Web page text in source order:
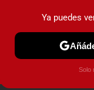
PRUEBASYa puedes
Solo